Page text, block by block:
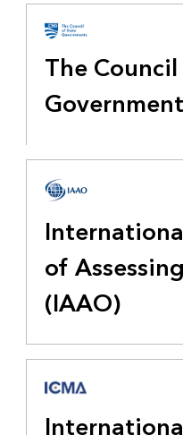
The
of
(IAAO)